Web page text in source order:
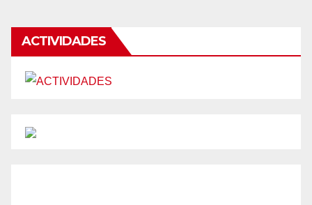
ACTIVIDADES